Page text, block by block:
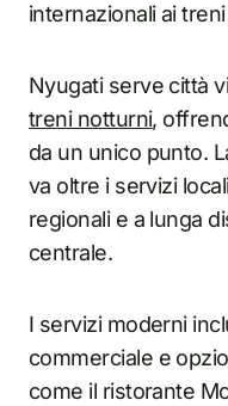
internazionali ai
Nyugati serve città
treni notturni,
da un unico punto.
va oltre i servizi
regionali e a lunga
centrale.
I servizi moderni
commerciale e
come il ristorante